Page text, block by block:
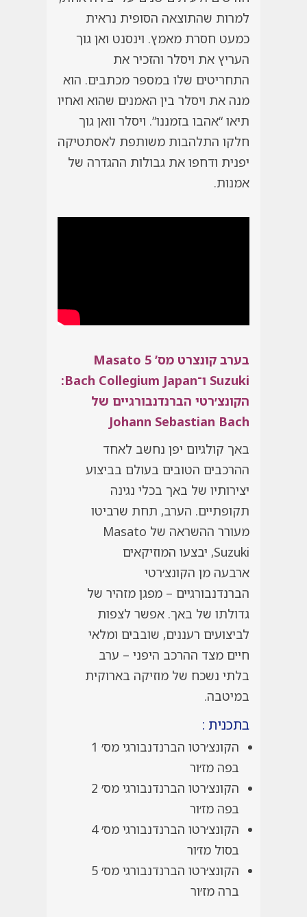
למרות שהתוצאה הסופית נראית
כמעט חסרת מאמץ. וינסנט ואן גוך
העריץ את ויסלר והזכיר את
התחריטים שלו במספר מכתבים. הוא
מנה את ויסלר בין האמנים שהוא ואחיו
תיאו “אהבו בזמננו”. ויסלר וואן גוך
חלקו התלהבות משותפת לאסתטיקה
יפנית ודחפו את גבולות ההגדרה של
אמנות.
בערב קונצרט מס’ 5
Masato
Suzuki ו־Bach Collegium Japan
:
הקונצ׳רטי הברנדנבורגיים של
Johann Sebastian Bach
באך קולגיום יפן נחשב לאחד
ההרכבים הטובים בעולם בביצוע
יצירותיו של באך בכלי נגינה
תקופתיים. הערב, תחת שרביטו
מעורר ההשראה של Masato
Suzuki, יבצעו המוזיקאים
ארבעה מן הקונצ׳רטי
הברנדנבורגיים – מפגן מזהיר של
גדולתו של באך. אפשר לצפות
לביצועים רעננים, שובבים ומלאי
חיים מצד ההרכב היפני – ערב
בלתי נשכח של מוזיקה בארוקית
במיטבה.
בתכנית :
הקונצ׳רטו הברנדנבורגי מס׳ 1
בפה מז׳ור
הקונצ׳רטו הברנדנבורגי מס׳ 2
בפה מז׳ור
הקונצ׳רטו הברנדנבורגי מס׳ 4
בסול מז׳ור
הקונצ׳רטו הברנדנבורגי מס׳ 5
ברה מז׳ור